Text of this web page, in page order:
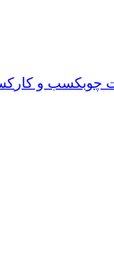
چوبكسب و كار